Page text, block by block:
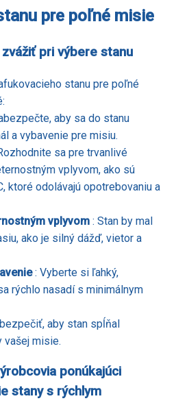
pre poľné misie
pri výbere stanu
stanu pre poľné
aby sa do stanu
a vybavenie pre misiu.
sa pre trvanlivé
vplyvom, ako sú
ktoré odolávajú opotrebovaniu a
vplyvom : Stan by mal
ako je silný dážď, vietor a
: Vyberte si ľahký,
rýchlo nasadí s minimálnym
aby stan spĺňal
vašej misie.
ponúkajúci
stany s rýchlym